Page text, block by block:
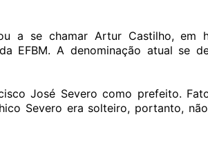
a se chamar Artur Castilho, em
EFBM. A denominação atual se
José Severo como prefeito.
Severo era solteiro, portanto,